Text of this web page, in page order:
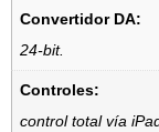
Convertidor DA:
24-bit.
Controles:
control total vía